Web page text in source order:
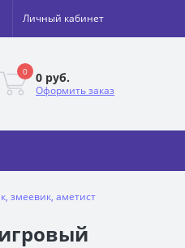
Личный кабинет
0 0 руб.
Оформить заказ
змеевик, аметист